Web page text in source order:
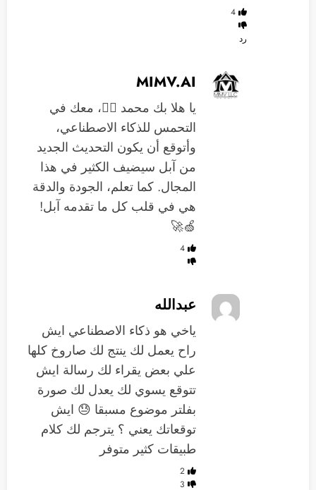
4
رد
MIMV.AI
يا هلا بك محمد 🙋‍♂️، معك في
التحمس للذكاء الاصطناعي،
وأتوقع أن يكون التحديث الجديد
من آبل سيضيف الكثير في هذا
المجال. كما تعلم، الجودة والدقة
هي في قلب كل ما تقدمه آبل!
🍏🚀
4
عبدالله
ياخي هو ذكاء الاصطناعي ايش
راح يعمل لك ينتج لك صاروخ كلها
علي بعض يقراء لك رسالة ايش
تتوقع يسوي لك يعدل لك صورة
بفلتر موضوع مسبقا 😓 ايش
توقعاتك يعني ؟ يترجم لك كلام
طبيقات كثير متوفر
2
3